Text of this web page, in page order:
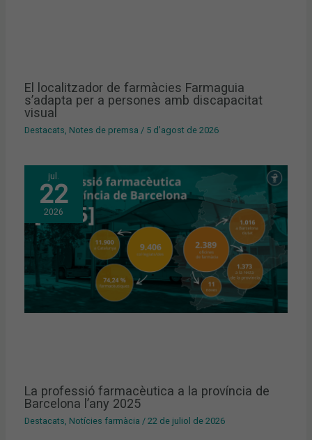
El localitzador de farmàcies Farmaguia
s’adapta per a persones amb discapacitat
visual
Destacats, Notes de premsa / 5 d'agost de 2026
jul.
22
2026
La professió farmacèutica a la província de
Barcelona l’any 2025
Destacats Notícies farmàcia /22 de juliol de 2026